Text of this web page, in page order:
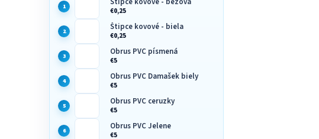
€0,25
Štipce kovové - biela
€0,25
Obrus PVC písmená
€5
Obrus PVC Damašek biely
€5
Obrus PVC ceruzky
€5
Obrus PVC Jelene
€5